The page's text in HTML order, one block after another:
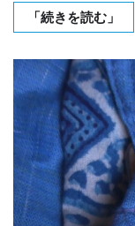
「続きを読む」